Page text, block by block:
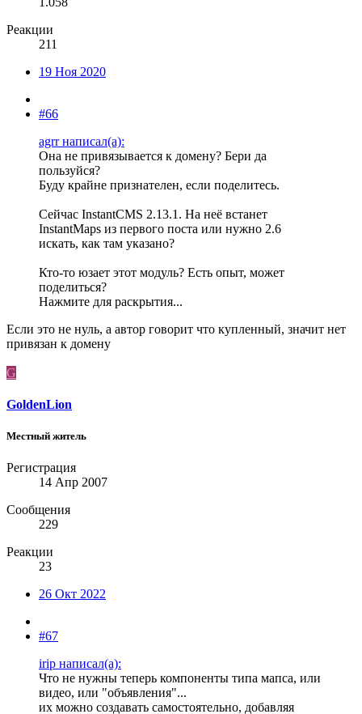
Реакции
211
19 Ноя 2020
#66
agrr написал(а):
Она не привязывается к домену? Бери да
пользуйся?
Буду крайне признателен, если поделитесь.
Сейчас InstantCMS 2.13.1. На неё встанет
InstantMaps из первого поста или нужно 2.6
искать, как там указано?
Кто-то юзает этот модуль? Есть опыт, может
поделиться?
Нажмите для раскрытия...
Если это не нуль, а автор говорит что купленный, значит нет
привязан к домену
G
GoldenLion
Местный житель
Регистрация
14 Апр 2007
Сообщения
229
Реакции
23
26 Окт 2022
#67
irip написал(а):
Что не нужны теперь компоненты типа мапса, или
видео, или "объявления"...
их можно создавать самостоятельно, добавляя